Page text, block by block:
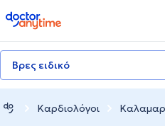
doctoranytime
Βρες ειδικό
Καρδιολόγοι